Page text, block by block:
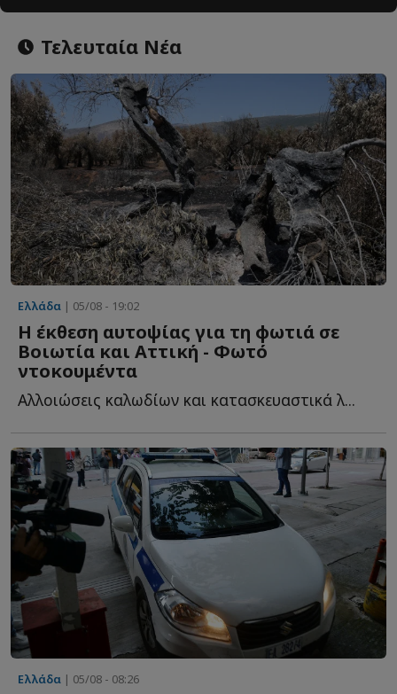
Τελευταία Νέα
Ελλάδα | 05/08 - 19:02
Η έκθεση αυτοψίας για τη φωτιά σε
Βοιωτία και Αττική - Φωτό
ντοκουμέντα
Αλλοιώσεις καλωδίων και κατασκευαστικά λ...
Ελλάδα | 05/08 - 08:26